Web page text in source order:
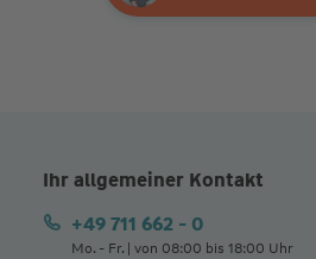
Ihr allgemeiner Kontakt
+49 711 662 - 0
Mo. - Fr. | von 08:00 bis 18:00 Uhr